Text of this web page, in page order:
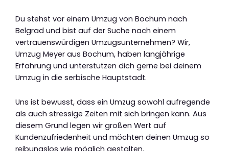
Du stehst vor einem Umzug von Bochum nach
Belgrad und bist auf der Suche nach einem
vertrauenswürdigen Umzugsunternehmen? Wir,
Umzug Meyer aus Bochum, haben langjährige
Erfahrung und unterstützen dich gerne bei deinem
Umzug in die serbische Hauptstadt.
Uns ist bewusst, dass ein Umzug sowohl aufregende
als auch stressige Zeiten mit sich bringen kann. Aus
diesem Grund legen wir großen Wert auf
Kundenzufriedenheit und möchten deinen Umzug so